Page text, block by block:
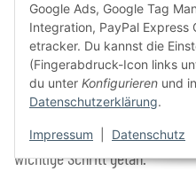
Google Ads, Google Tag
Integration, PayPal Express
etracker. Du kannst die
(Fingerabdruck-Icon links
du unter Konfigurieren und
Datenschutzerklärung.
Impressum Datenschutz
Zero Waste bedeutet sowohl
Verschwendung". Im Kern
bewussten Umgang mit
machen, dass es sich bei
Müll um wertvolle
wichtige Schritt getan.